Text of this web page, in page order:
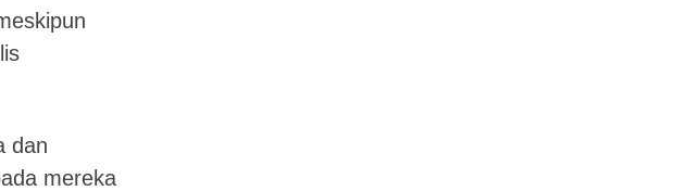
dan
mereka